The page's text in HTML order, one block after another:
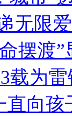
无限爱
摆渡
载为
直向